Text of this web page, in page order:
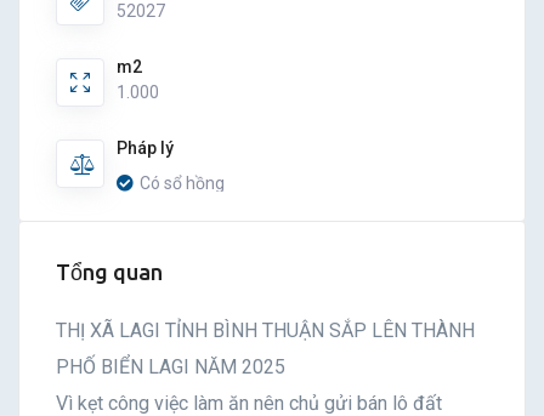
52027
m2
1.000
Pháp lý
Có sổ hồng
Tổng quan
THỊ XÃ LAGI TỈNH BÌNH THUẬN SẮP LÊN THÀNH
PHỐ BIỂN LAGI NĂM 2025
Vì kẹt công việc làm ăn nên chủ gửi bán lô đất